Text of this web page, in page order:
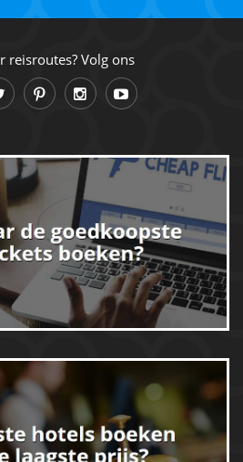
reisroutes? Volg ons